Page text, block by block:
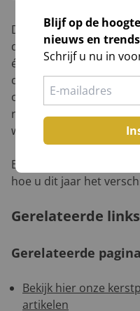
De wereld verandert,
daarin meegaan. Kies
écht iets aan heeft,
comfort brengen in het
om een krachtige JBL-
reisbeker of andere
waardering zien op een
Bij Kerstpakketten.nl
hoe u dit jaar het
Gerelateerde
Gerelateerde
Bekijk hier onze
artikelen
Blijf op de
nieuws en
Schrijf u nu in